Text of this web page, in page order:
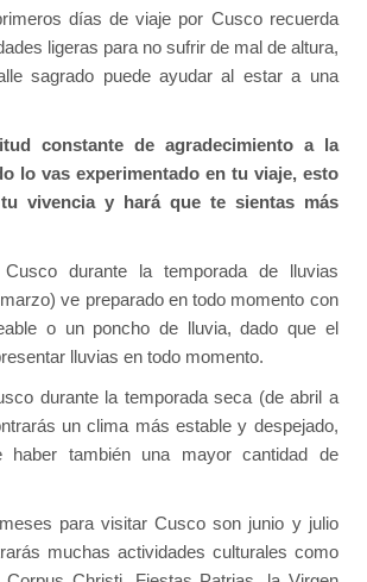
días de viaje por Cusco recuerda
ligeras para no sufrir de mal de altura,
sagrado puede ayudar al estar a una
constante de agradecimiento a la
lo vas experimentado en tu viaje, esto
vivencia y hará que te sientas más
durante la temporada de lluvias
ve preparado en todo momento con
o un poncho de lluvia, dado que el
lluvias en todo momento.
durante la temporada seca (de abril a
un clima más estable y despejado,
haber también una mayor cantidad de
para visitar Cusco son junio y julio
muchas actividades culturales como